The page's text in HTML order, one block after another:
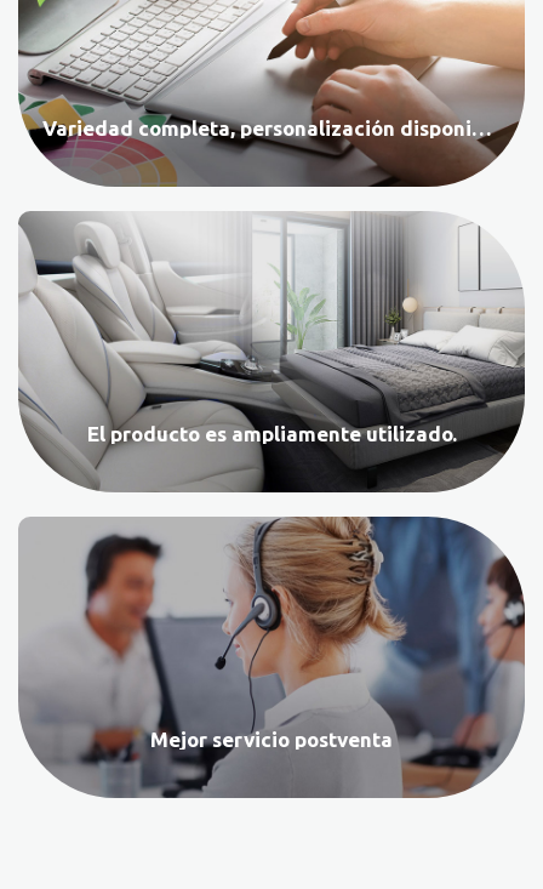
Variedad completa, personalización disponible
El producto es ampliamente utilizado.
Mejor servicio postventa